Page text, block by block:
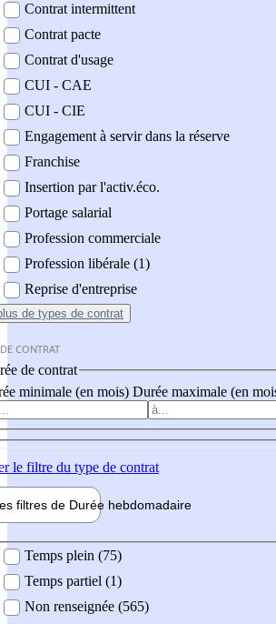
Contrat intermittent
Contrat pacte
Contrat d'usage
CUI - CAE
CUI - CIE
Engagement à servir dans la réserve
Franchise
Insertion par l'activ.éco.
Portage salarial
Profession commerciale
Profession libérale (1)
Reprise d'entreprise
de types de contrat
CONTRAT
de contrat
minimale (en mois) Durée maximale (en
le filtre du type de contrat
filtres de Durée hebdomadaire
Temps plein (75)
Temps partiel (1)
Non renseignée (565)